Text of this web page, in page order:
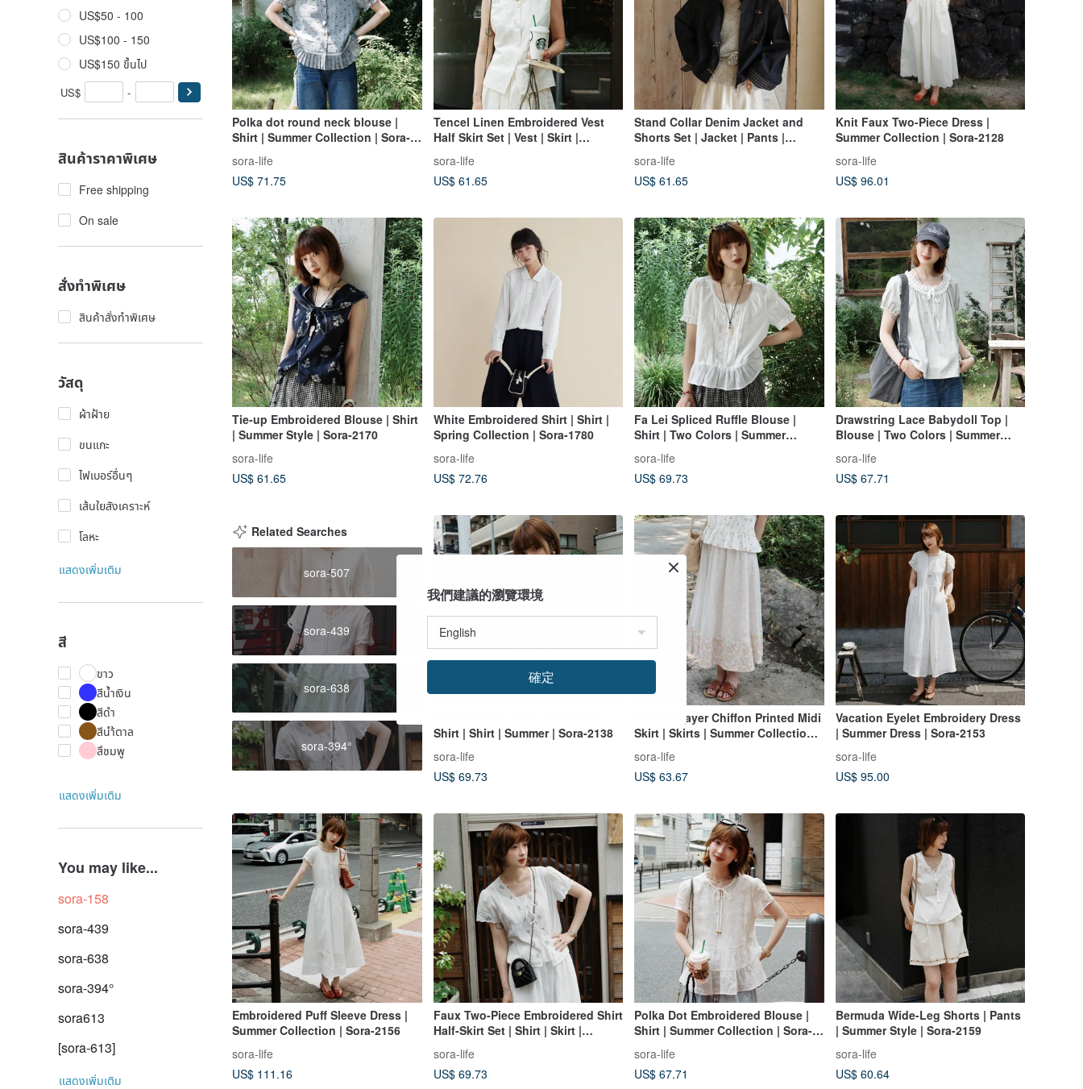
US$50 - 100
US$100 - 150
US$150 ขึ้นไป
US$ -
สินค้าราคาพิเศษ
Free shipping
On sale
สั่งทำพิเศษ
สินค้าสั่งทำพิเศษ
วัสดุ
ผ้าฝ้าย
ขนแกะ
ไฟเบอร์อื่นๆ
เส้นใยสังเคราะห์
โลหะ
แสดงเพิ่มเติม
สี
ขาว
สีน้ำเงิน
สีดำ
สีนำ้ตาล
สึชมพู
แสดงเพิ่มเติม
You may like...
sora-158
sora-439
sora-638
sora-394°
sora613
[sora-613]
แสดงเพิ่มเติม
Polka dot round neck blouse |
Shirt | Summer Collection | Sora-
sora-life
US$ 71.75
Tencel Linen Embroidered Vest
Half Skirt Set | Vest | Skirt |
Summer Style | Sora-2152
sora-life
US$ 61.65
Stand Collar Denim Jacket and
Shorts Set | Jacket | Pants |
Spring Collection | Sora-2059
sora-life
US$ 61.65
Knit Faux Two-Piece Dress |
Summer Collection | Sora-2128
sora-life
US$ 96.01
Tie-up Embroidered Blouse | Shirt
| Summer Style | Sora-2170
sora-life
US$ 61.65
White Embroidered Shirt | Shirt |
Spring Collection | Sora-1780
sora-life
US$ 72.76
Fa Lei Spliced Ruffle Blouse |
Shirt | Two Colors | Summer
Collection | Sora-2164
sora-life
US$ 69.73
Drawstring Lace Babydoll Top |
Blouse | Two Colors | Summer
Collection | Sora-2167
sora-life
US$ 67.71
Related Searches
sora-507
sora-439
sora-638
sora-394°
Shirt | Shirt | Summer | Sora-2138
sora-life
US$ 69.73
Double-Layer Chiffon Printed Midi
Skirt | Skirts | Summer Collection |
sora-life
US$ 63.67
Vacation Eyelet Embroidery Dress
| Summer Dress | Sora-2153
sora-life
US$ 95.00
Embroidered Puff Sleeve Dress |
Summer Collection | Sora-2156
sora-life
US$ 111.16
Faux Two-Piece Embroidered Shirt
Half-Skirt Set | Shirt | Skirt |
Summer Style | Sora-2150
sora-life
US$ 69.73
Polka Dot Embroidered Blouse |
Shirt | Summer Collection | Sora-
sora-life
US$ 67.71
Bermuda Wide-Leg Shorts | Pants
| Summer Style | Sora-2159
sora-life
US$ 60.64
我們建議的瀏覽環境
確定